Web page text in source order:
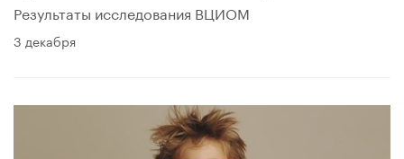
Результаты исследования ВЦИОМ
3 декабря